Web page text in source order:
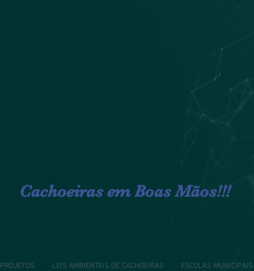
Cachoeiras em Boas Mãos!!!
PROJETOS LEIS AMBIENTAIS DE CACHOEIRAS ESCOLAS MUNICIPAIS